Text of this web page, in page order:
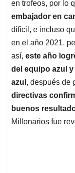
en trofeos, por lo
embajador en
difícil, e incluso
en el año 2021,
así, este año
del equipo azul
azul , después de
directivas
buenos
Millonarios fue